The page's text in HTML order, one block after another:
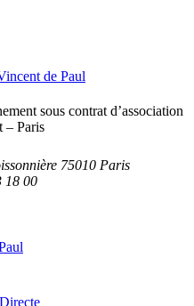
sous contrat d’association
– Paris
75010 Paris
18 00